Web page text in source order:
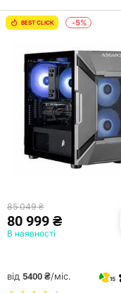
BEST CLICK -5%
85 049 ₴
80 999 ₴
В наявності
від 5400 ₴/міс. 15